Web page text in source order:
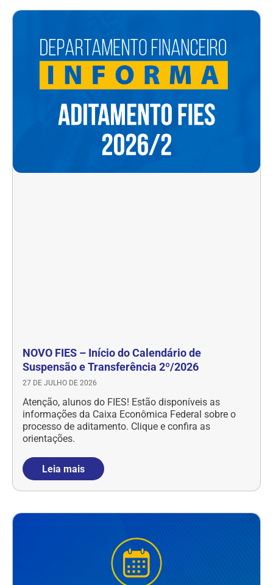
NOVO FIES – Início do Calendário de
Suspensão e Transferência 2º/2026
27 DE JULHO DE 2026
Atenção, alunos do FIES! Estão disponíveis as
informações da Caixa Econômica Federal sobre o
processo de aditamento. Clique e confira as
orientações.
Leia mais